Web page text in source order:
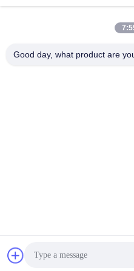
सबसे अच्छी कीमत पाएं
चीन अच्छी गुणवत्ता वेल्डेड स्टील
Jiangsu Hongbao Group
Good day, what product are